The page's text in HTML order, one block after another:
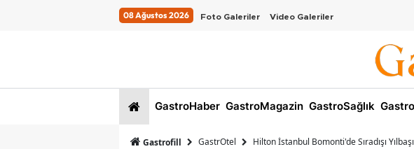
08 Ağustos 2026 Foto Galeriler Video Galeriler
GastroHaber GastroMagazin GastroSağlık
Gastrofill GastrOtel Hilton İstanbul Bomonti'de Sıradışı